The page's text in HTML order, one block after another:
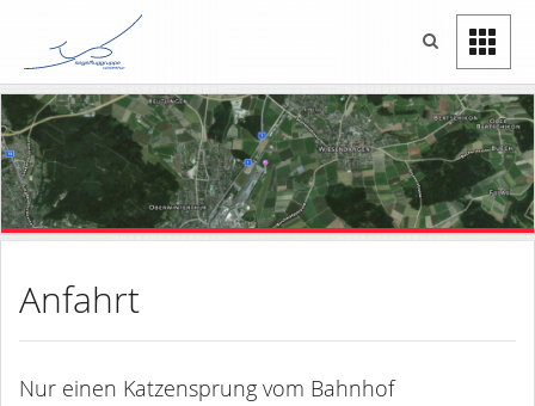
Anfahrt
Nur einen Katzensprung vom Bahnhof